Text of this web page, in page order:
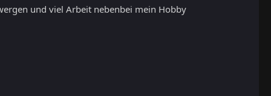
und viel Arbeit nebenbei mein Hobby